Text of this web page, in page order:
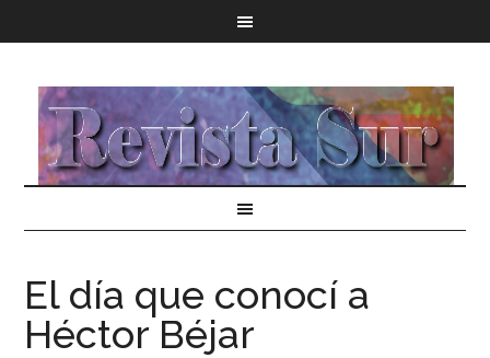
El día que conocí a
Héctor Béjar